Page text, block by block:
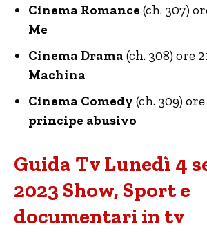
Cinema Romance (ch. 307)
Me
Cinema Drama (ch. 308) ore
Machina
Cinema Comedy (ch. 309)
principe abusivo
Guida Tv Lunedì 4
2023 Show, Sport e
documentari in tv